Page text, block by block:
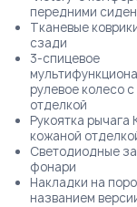
передними
Тканевые
сзади
3-спицевое
рулевое колесо
отделкой
Рукоятка рычага
кожаной
Светодиодные
фонари
Накладки на
названием